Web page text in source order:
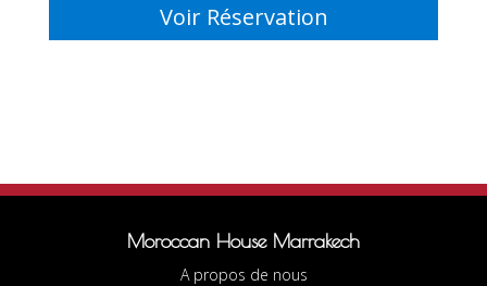
Moroccan House Marrakech
A propos de nous